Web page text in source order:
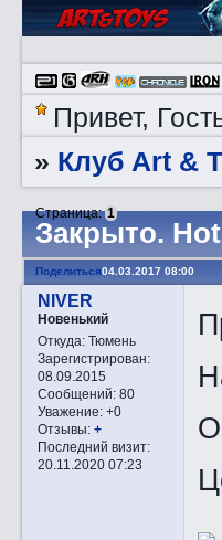
Привет,
» Клуб Art &
Закрытo.
Страница:1
Поделиться04.03.2017 08:00
NIVER
Новенький
Откуда:Тюмень
Зарегистрирован:
08.09.2015
Сообщений:80
Уважение: +0
Отзывы: +
Последний визит:
20.11.2020 07:23